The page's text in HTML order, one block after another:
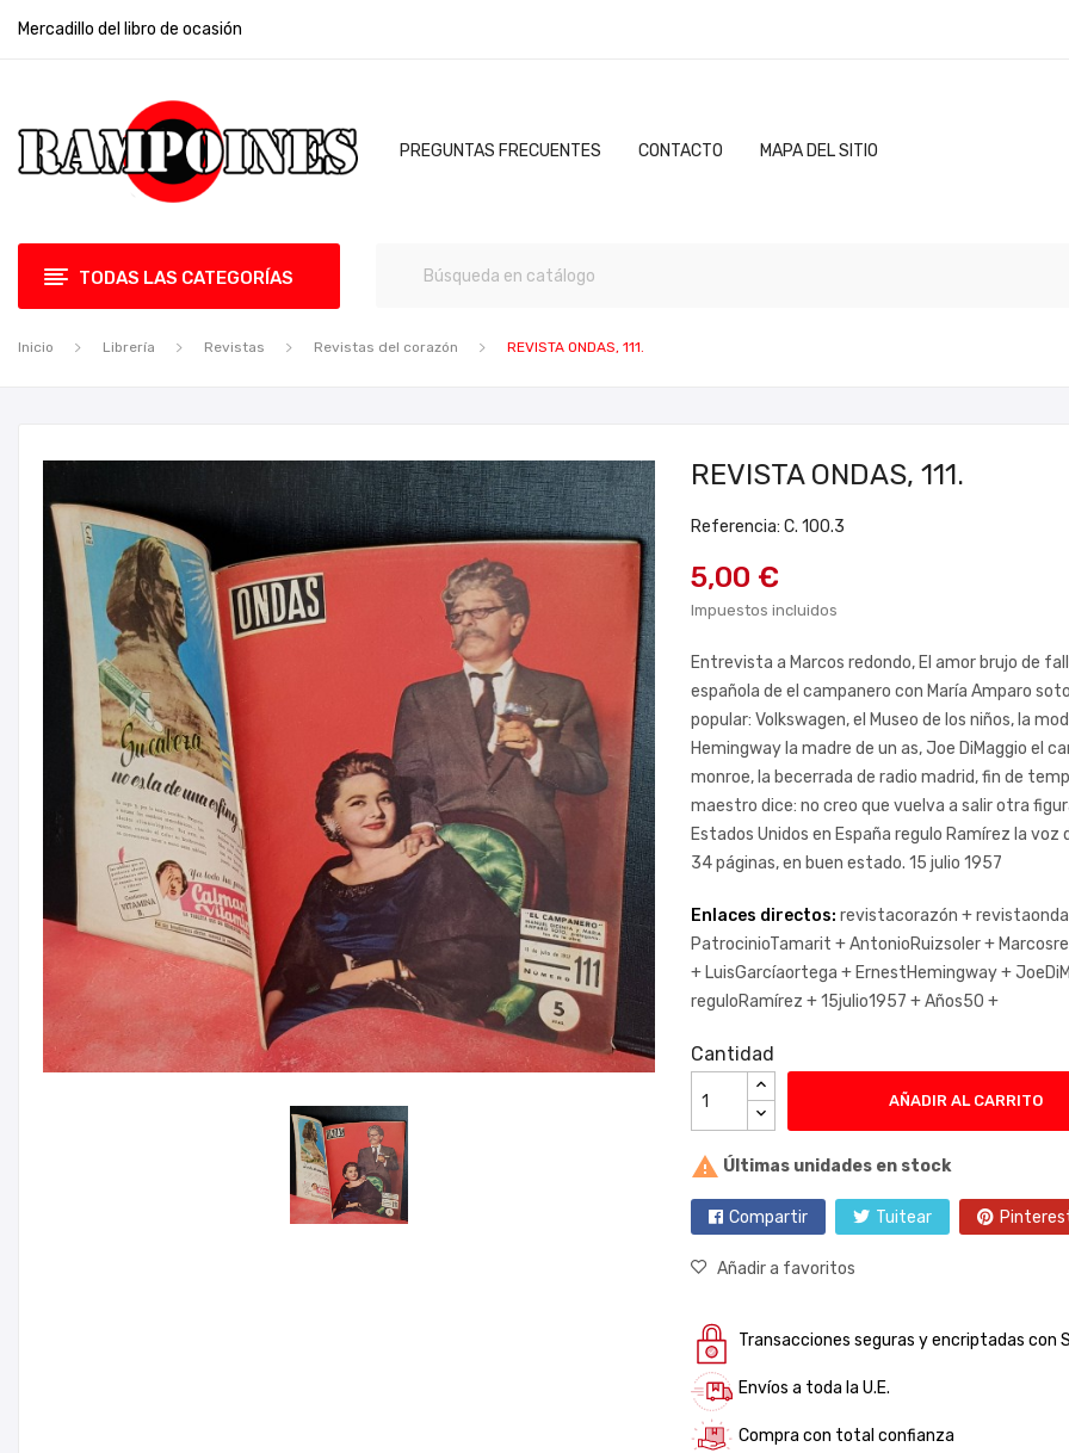
Mercadillo del libro de ocasión
PREGUNTAS FRECUENTES CONTACTO MAPA DEL SITIO
TODAS LAS CATEGORÍAS
Inicio Librería Revistas Revistas del corazón REVISTA ONDAS, 111.
REVISTA ONDAS, 111.
Referencia: C. 100.3
5,00 €
Impuestos incluidos
Entrevista a Marcos redondo, El amor brujo de
española de el campanero con María Amparo
popular: Volkswagen, el Museo de los niños, la
Hemingway la madre de un as, Joe DiMaggio el
monroe, la becerrada de radio madrid, fin de
maestro dice: no creo que vuelva a salir otra
Estados Unidos en España regulo Ramírez la
34 páginas, en buen estado. 15 julio 1957
Enlaces directos: revistacorazón +
PatrocinioTamarit +AntonioRuizsoler +
+ LuisGarcíaortega + ErnestHemingway +
reguloRamírez +15julio1957 +Años50 +
Cantidad
AÑADIR AL CARRITO
 Últimas unidades en stock
Compartir Tuitear
Añadir a favoritos
Transacciones seguras y encriptadas con
Envíos a toda la U.E.
Compra con total confianza